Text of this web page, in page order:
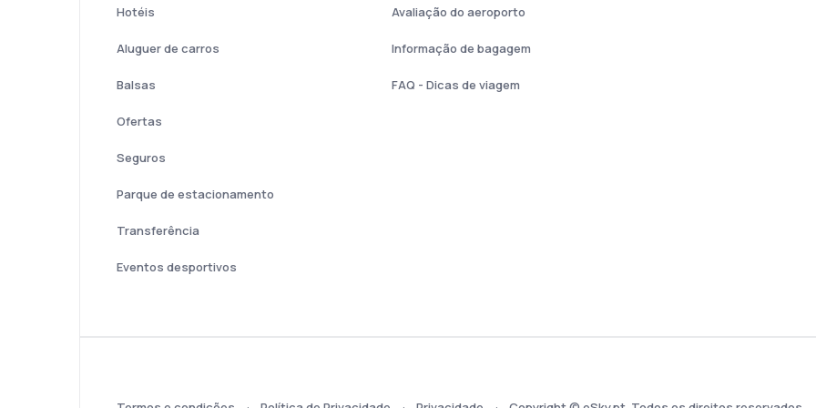
Hotéis
Aluguer de carros
Balsas
Ofertas
Seguros
Parque de estacionamento
Transferência
Eventos desportivos
Avaliação do aeroporto
Informação de bagagem
FAQ - Dicas de viagem